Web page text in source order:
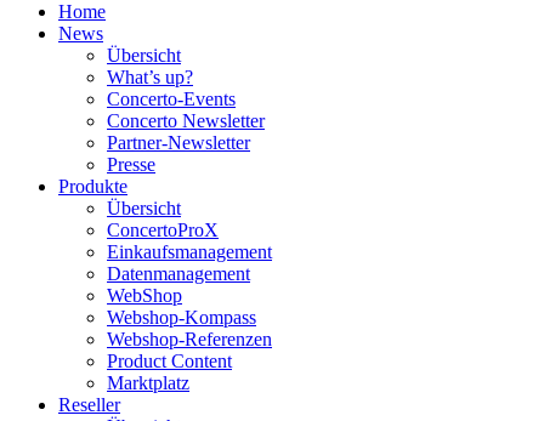
Home
News
Übersicht
What’s up?
Concerto-Events
Concerto Newsletter
Partner-Newsletter
Presse
Produkte
Übersicht
ConcertoProX
Einkaufsmanagement
Datenmanagement
WebShop
Webshop-Kompass
Webshop-Referenzen
Product Content
Marktplatz
Reseller